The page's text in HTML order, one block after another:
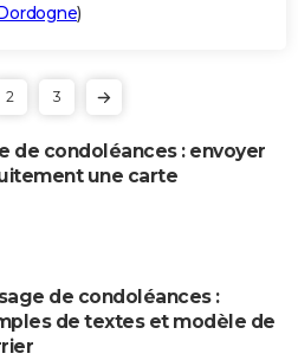
)
2 3
de condoléances : envoyer
une carte
de condoléances :
de textes et modèle de